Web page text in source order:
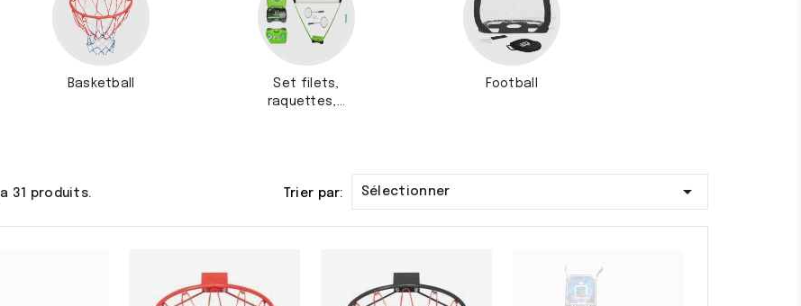
Basketball
Set filets,
raquettes,...
Football
a 31 produits. Trier par: Sélectionner 